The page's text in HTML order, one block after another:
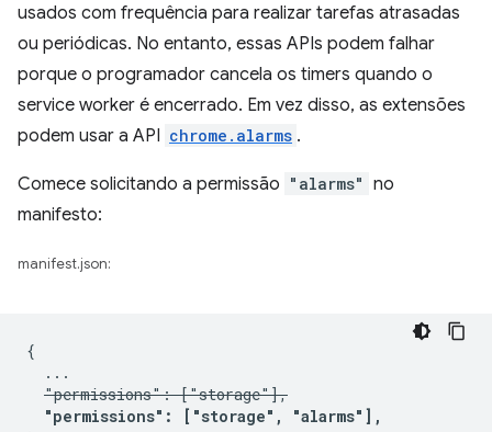
usados com frequência para realizar tarefas atrasadas
ou periódicas. No entanto, essas APIs podem falhar
porque o programador cancela os timers quando o
service worker é encerrado. Em vez disso, as extensões
podem usar a API chrome.alarms .
Comece solicitando a permissão "alarms" no
manifesto:
manifest.json:
{
  ...
"permissions": ["storage"],
"permissions": ["storage", "alarms"],